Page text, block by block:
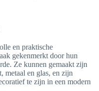
en praktische
gekenmerkt door hun
Ze kunnen gemaakt zijn
metaal en glas, en zijn
te zijn in een modern